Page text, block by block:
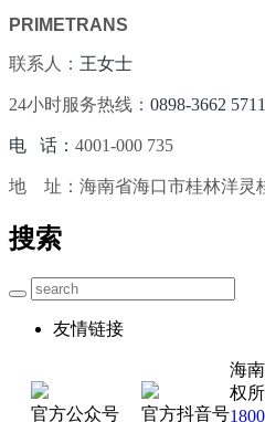
PRIMETRANS
联系人： 王女士
24小时服务热线： 0898-3662 5711
电 话： 4001-000 735
地 址：海南省海口市桂林洋灵
搜索
友情链接
官方公众号 官方抖音号
海
权